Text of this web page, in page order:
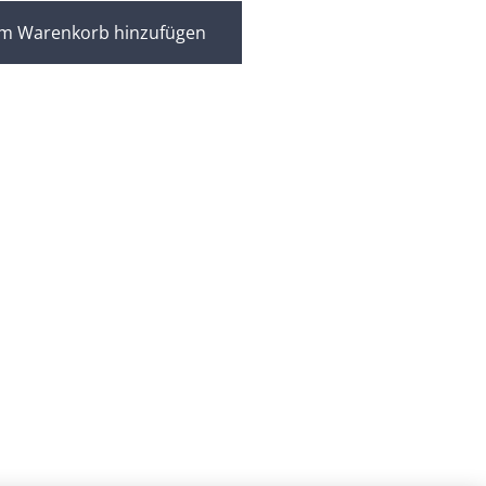
Warenkorb hinzufügen